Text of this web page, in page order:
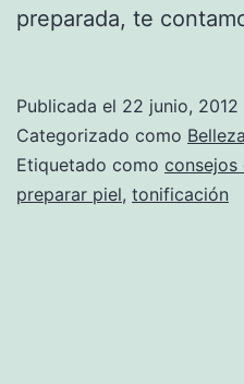
preparada, te
Publicada el 22 junio, 2012
Categorizado como Belleza
Etiquetado como consejos
preparar piel, tonificación